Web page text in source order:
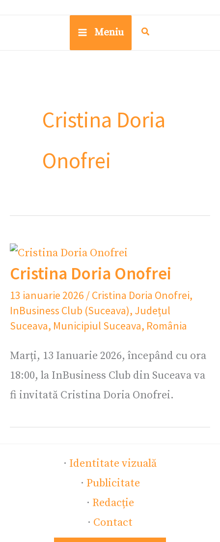
Meniu
Cristina Doria
Onofrei
Cristina Doria Onofrei
13 ianuarie 2026 /Cristina Doria Onofrei,
InBusiness Club (Suceava), Județul
Suceava, Municipiul Suceava, România
Marți, 13 Ianuarie 2026, începând cu ora
18:00, la InBusiness Club din Suceava va
fi invitată Cristina Doria Onofrei.
· Identitate vizuală
· Publicitate
· Redacție
· Contact